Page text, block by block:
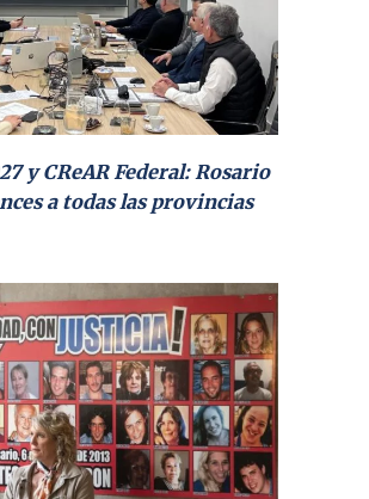
y CReAR Federal: Rosario
a todas las provincias